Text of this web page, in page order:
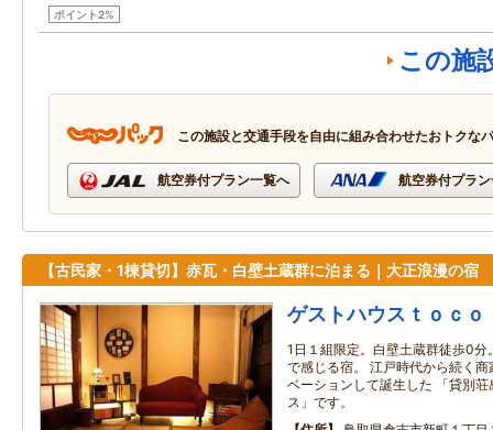
ポイント2%
この施
この施設と交通手段を自由に組み合わせたおトクな
航空券付プラン一覧へ 航空券付プラ
【古民家・1棟貸切】赤瓦・白壁土蔵群に泊まる｜大正浪漫の宿
ゲストハウスｔｏｃｏ
1日１組限定。白壁土蔵群徒歩0
で感じる宿。 江戸時代から続く
ベーションして誕生した 「貸別
ス」です。